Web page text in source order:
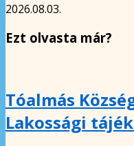
2026.08.03.
Ezt olvasta már?
Tóalmás
Lakossági